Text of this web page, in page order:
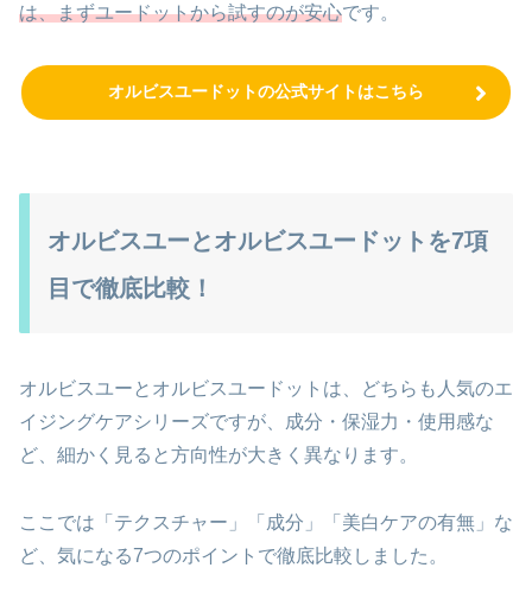
は、まずユードットから試すのが安心です。
オルビスユードットの公式サイトはこちら
オルビスユーとオルビスユードットを7項
目で徹底比較！
オルビスユーとオルビスユードットは、どちらも人気のエ
イジングケアシリーズですが、成分・保湿力・使用感な
ど、細かく見ると方向性が大きく異なります。
ここでは「テクスチャー」「成分」「美白ケアの有無」な
ど、気になる7つのポイントで徹底比較しました。